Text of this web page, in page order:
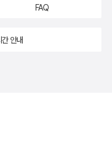
FAQ
안내